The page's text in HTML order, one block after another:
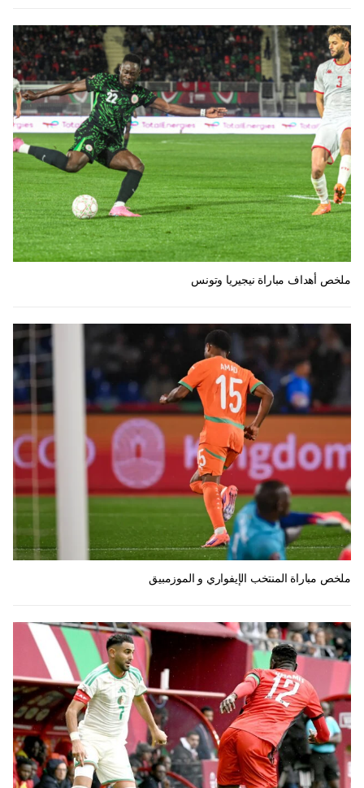
ملخص أهداف مباراة نيجيريا وتونس
ملخص مباراة المنتخب الإيفواري و الموزمبيق